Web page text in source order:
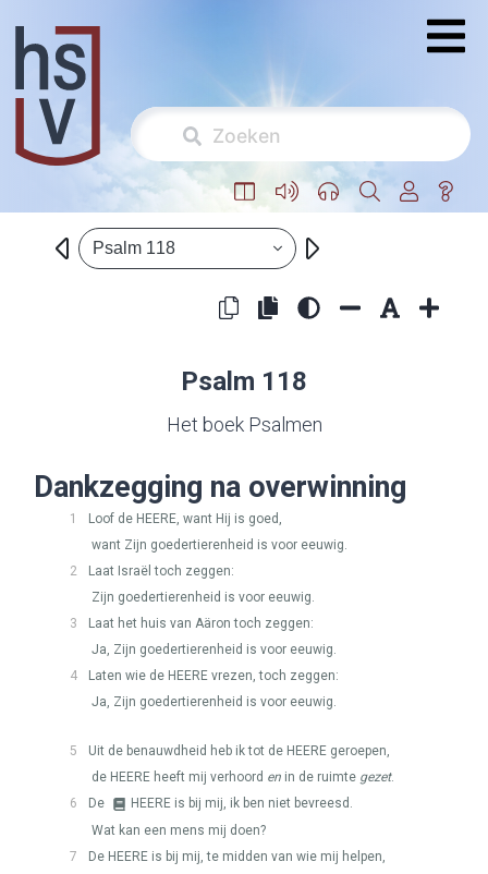
Psalm 118
Psalm 118
Het boek Psalmen
Dankzegging na overwinning
1 Loof de HEERE, want Hij is goed,
want Zijn goedertierenheid is voor eeuwig.
2
Laat Israël toch zeggen:
Zijn goedertierenheid is voor eeuwig.
3
Laat het huis van Aäron toch zeggen:
Ja, Zijn goedertierenheid is voor eeuwig.
4
Laten wie de HEERE vrezen, toch zeggen:
Ja, Zijn goedertierenheid is voor eeuwig.
5 Uit de benauwdheid heb ik tot de HEERE geroepen,
de HEERE heeft mij verhoord en in de ruimte gezet.
6
De HEERE is bij mij, ik ben niet bevreesd.
Wat kan een mens mij doen?
7
De HEERE is bij mij, te midden van wie mij helpen,